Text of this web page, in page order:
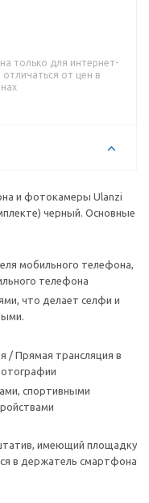
только для интернет-
от цен в
и фотокамеры Ulanzi
черный. Основные
мобильного телефона,
телефона
что делает селфи и
/ Прямая трансляция в
спортивными
имеющий площадку
в держатель смартфона